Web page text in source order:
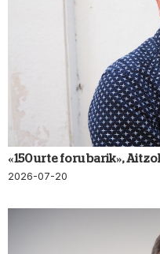
«150 urte foru barik»,
2026-07-20